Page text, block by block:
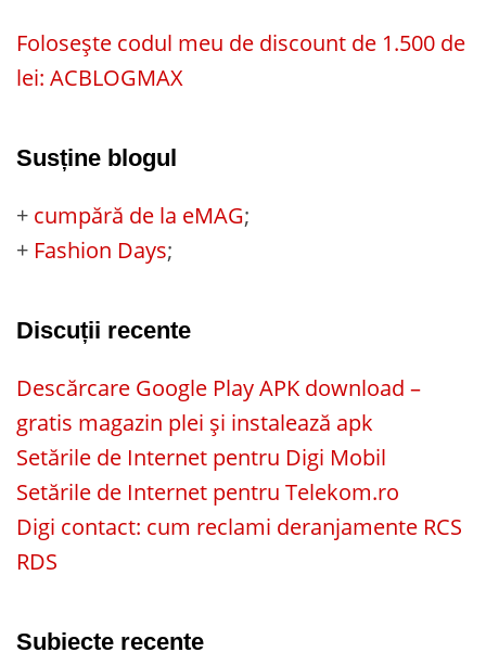
Folosește codul meu de discount de 1.500 de
lei: ACBLOGMAX
Susține blogul
+ cumpără de la eMAG;
+ Fashion Days;
Discuții recente
Descărcare Google Play APK download –
gratis magazin plei și instalează apk
Setările de Internet pentru Digi Mobil
Setările de Internet pentru Telekom.ro
Digi contact: cum reclami deranjamente RCS
RDS
Subiecte recente